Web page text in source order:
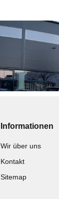
Informationen
Wir über uns
Kontakt
Sitemap